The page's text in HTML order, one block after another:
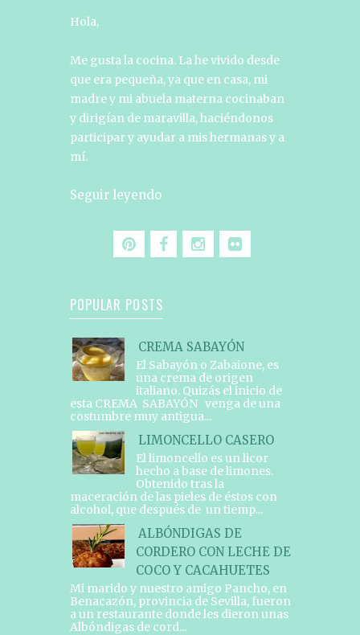
Hola,
Me gusta la cocina. La he vivido desde
que era pequeña, ya que en casa, mi
madre y mi abuela materna cocinaban
y dirigían de maravilla, haciéndonos
participar y ayudar a mis hermanas y a
mí.
Seguir leyendo
POPULAR POSTS
CREMA SABAYÓN
El Sabayón o Zabaione, es
una crema de origen
italiano. Quizás el inicio de
esta CREMA SABAYÓN venga de una
costumbre muy antigua...
LIMONCELLO CASERO
El limoncello es un licor
hecho a base de limones.
Obtenido tras la
maceración de las pieles de éstos con
alcohol, que después de un tiemp...
ALBÓNDIGAS DE
CORDERO CON LECHE DE
COCO Y CACAHUETES
Mi marido y nuestro amigo Pancho, en
Benacazón, provincia de Sevilla, fueron
a un restaurante donde les dieron unas
Albóndigas de cord...